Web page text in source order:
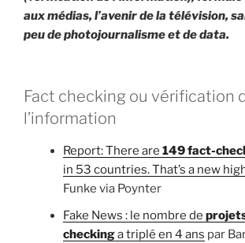
aux médias, l’avenir de la télévision,
peu de photojournalisme et de data.
Fact checking ou vérification
l’information
Report: There are 149 fact-
in 53 countries. That’s a new
Funke via Poynter
Fake News : le nombre de
checkinga triplé en 4 ans par